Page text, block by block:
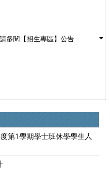
參閱【招生專區】公告
第1學期學士班休學學生人